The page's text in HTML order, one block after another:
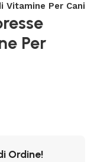
Per Cani
Per
Ordine!